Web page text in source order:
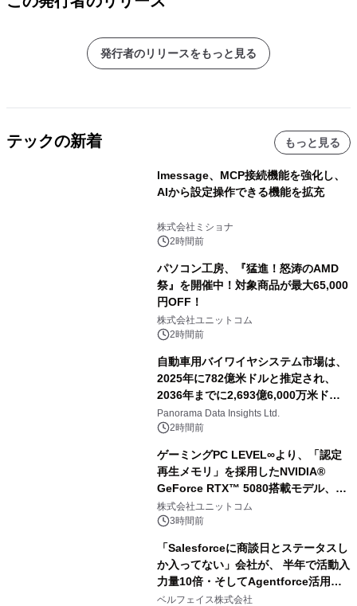
発行者のリリースをもっと見る
テックの新着 もっと見る
lmessage、MCP接続機能を強化し、
AIから設定操作できる機能を拡充
株式会社ミショナ
2時間前
パソコン工房、『猛進！怒涛のAMD
祭』を開催中！対象商品が最大65,000
円OFF！
株式会社ユニットコム
2時間前
自動車用バイワイヤシステム市場は、
2025年に782億米ドルと推定され、
2036年までに2,693億6,000万米ドル
に達すると予測されており、予測期間
（2026年～2036年）
Panorama Data Insights Ltd.
2時間前
ゲーミングPC LEVEL∞より、「認定
再生メモリ」を採用したNVIDIA®
GeForce RTX™ 5080搭載モデル、
NVIDIA® GeForce RTX™ 5070 Ti搭
載モデルを販売開始
株式会社ユニットコム
3時間前
「Salesforceに商談日とステータスし
か入ってない」会社が、 半年で活動入
力量10倍・そしてAgentforce活用へ
── 敷島住宅×bellSalesAI事例公開
ベルフェイス株式会社